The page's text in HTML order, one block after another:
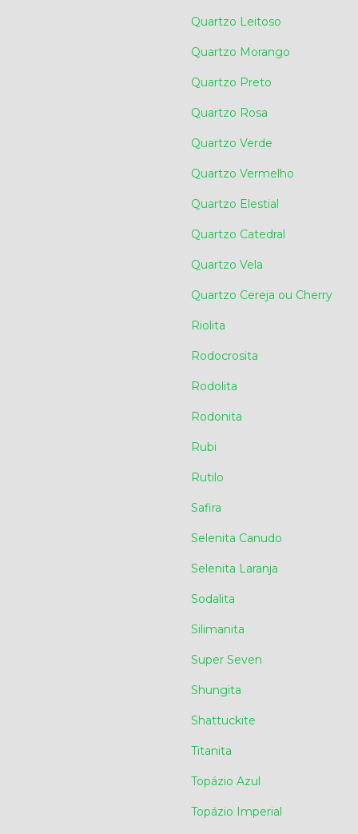
Quartzo Leitoso
Quartzo Morango
Quartzo Preto
Quartzo Rosa
Quartzo Verde
Quartzo Vermelho
Quartzo Elestial
Quartzo Catedral
Quartzo Vela
Quartzo Cereja ou Cherry
Riolita
Rodocrosita
Rodolita
Rodonita
Rubi
Rutilo
Safira
Selenita Canudo
Selenita Laranja
Sodalita
Silimanita
Super Seven
Shungita
Shattuckite
Titanita
Topázio Azul
Topázio Imperial